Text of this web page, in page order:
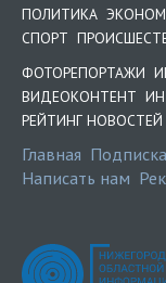
ПОЛИТИКА
СПОРТ
ФОТОРЕПОРТАЖИ
ВИДЕОКОНТЕНТ
РЕЙТИНГ НОВОСТЕЙ
Главная Подписка
Написать нам